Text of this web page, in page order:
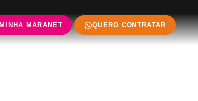
MINHA MARANET QUERO CONTRATAR